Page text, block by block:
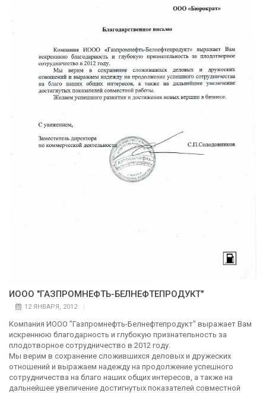
ИООО "ГАЗПРОМНЕФТЬ-БЕЛНЕФТЕПРОДУКТ"
12 ЯНВАРЯ, 2012
Компания ИООО "Газпромнефть-Белнефтепродукт" выражает Вам
искреннюю благодарность и глубокую признательность за
плодотворное сотрудничество в 2012 году.
Мы верим в сохранение сложившихся деловых и дружеских
отношений и выражаем надежду на продолжение успешного
сотрудничества на благо наших общих интересов, а также на
дальнейшее увеличение достигнутых показателей совместной